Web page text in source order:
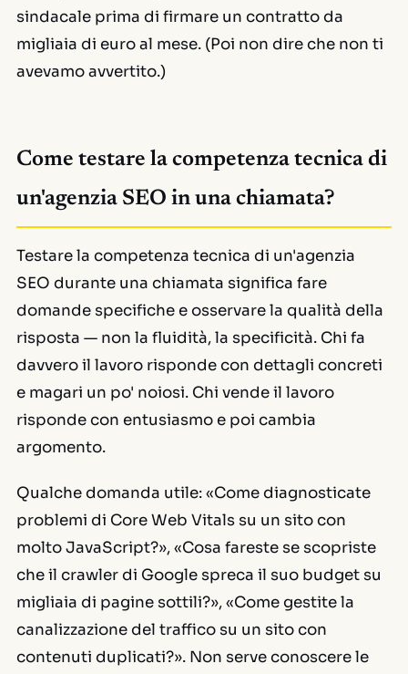
sindacale prima di firmare un contratto da
migliaia di euro al mese. (Poi non dire che non ti
avevamo avvertito.)
Come testare la competenza tecnica di
un'agenzia SEO in una chiamata?
Testare la competenza tecnica di un'agenzia
SEO durante una chiamata significa fare
domande specifiche e osservare la qualità della
risposta — non la fluidità, la specificità. Chi fa
davvero il lavoro risponde con dettagli concreti
e magari un po' noiosi. Chi vende il lavoro
risponde con entusiasmo e poi cambia
argomento.
Qualche domanda utile: «Come diagnosticate
problemi di Core Web Vitals su un sito con
molto JavaScript?», «Cosa fareste se scopriste
che il crawlerdi Google spreca il suo budget su
migliaia di pagine sottili?», «Come gestite la
canalizzazione del traffico su un sito con
contenuti duplicati?». Non serve conoscere le